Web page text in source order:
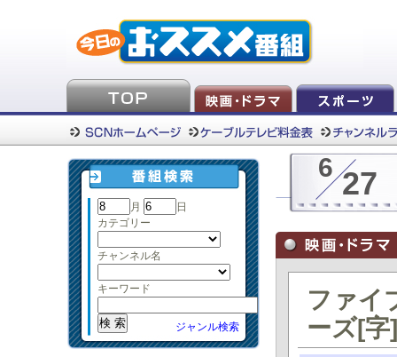
月
日
カテゴリー
チャンネル名
キーワード
ジャンル検索
6 27
ファイ
ーズ[字]